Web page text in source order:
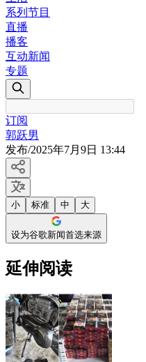
系列节目
直播
播客
互动新闻
专题
订阅
郭跃男
发布/2025年7月9日 13:44
小 标准 中 大
设为谷歌新闻首选来源
延伸阅读